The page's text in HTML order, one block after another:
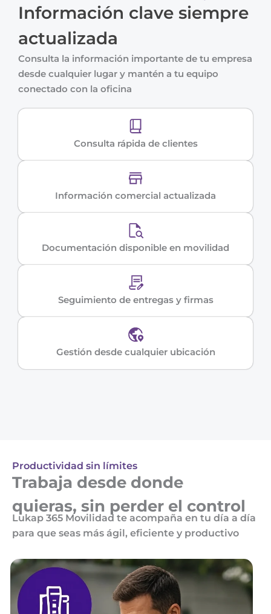
Información clave siempre
actualizada
Consulta la información importante de tu empresa
desde cualquier lugar y mantén a tu equipo
conectado con la oficina
Consulta rápida de clientes
Información comercial actualizada
Documentación disponible en movilidad
Seguimiento de entregas y firmas
Gestión desde cualquier ubicación
Productividad sin límites
Trabaja desde donde
quieras, sin perder el control
Lukap 365 Movilidad te acompaña en tu día a día
para que seas más ágil, eficiente y productivo